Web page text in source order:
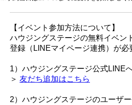
【イベント参加方法について】
ハウジングステージの無料イベン
登録（LINEマイページ連携）が必
1）ハウジングステージ公式LINE
＞ 友だち追加はこちら
2）ハウジングステージのユーザ